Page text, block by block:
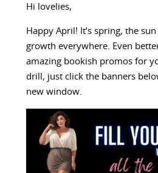
Hi lovelies,
Happy April! It’s spring, the
growth everywhere. Even
amazing bookish promos for
drill, just click the banners
new window.